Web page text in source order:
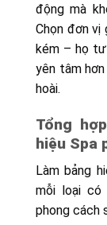
động mà
Chọn đơn vị
kém – họ tư
yên tâm
hoài.
Tổng
hiệu Spa
Làm bảng
mỗi loại có
phong cách